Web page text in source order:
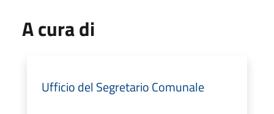
A cura di
Ufficio del Segretario Comunale